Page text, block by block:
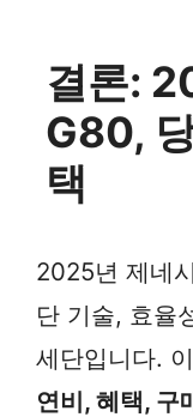
결론:
G80,
택
2025년 제네
단 기술, 효율
세단입니다.
연비, 혜택, 구